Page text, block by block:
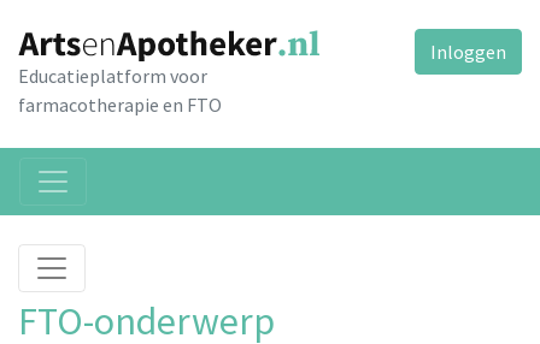
Educatieplatform voor
farmacotherapie en FTO
Inloggen
FTO-onderwerp